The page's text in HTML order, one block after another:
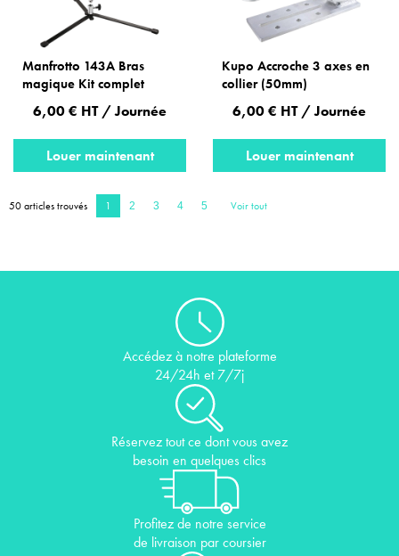
Manfrotto 143A Bras
magique Kit complet
6,00 € HT / Journée
Louer maintenant
Kupo Accroche 3 axes en
collier (50mm)
6,00 € HT / Journée
Louer maintenant
50 articles trouvés 1 2 3 4 5 Voir tout
Accédez à notre plateforme
24/24h et 7/7j
Réservez tout ce dont vous avez
besoin en quelques clics
Profitez de notre service
de livraison par coursier